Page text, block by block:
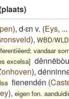
), d‧ɛn v. (Eys, ...
), WBD/WLD
vandaar
excelsa]
),
fienendén (
), eigen fon.